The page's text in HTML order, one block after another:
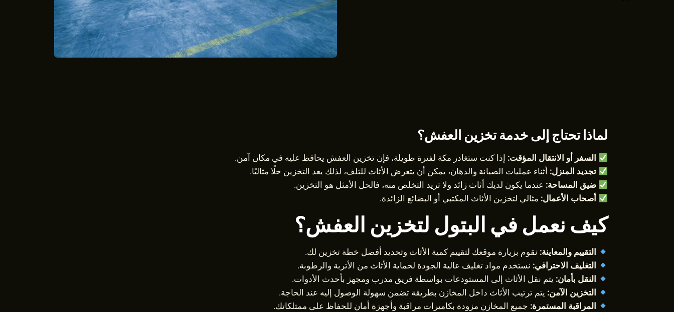
لماذا تحتاج إلى خدمة تخزين العفش؟
السفر أو الانتقال المؤقت: إذا كنت ستغادر مكة لفترة طويلة، فإن تخزين العفش يحافظ عليه في مكان آمن.
تجديد المنزل: أثناء عمليات الصيانة والدهان، يمكن أن يتعرض الأثاث للتلف، لذلك يعد التخزين حلًا مثاليًا.
ضيق المساحة: عندما يكون لديك أثاث زائد ولا تريد التخلص منه، فالحل الأمثل هو التخزين.
أصحاب الأعمال: مثالي لتخزين الأثاث المكتبي أو البضائع الزائدة.
كيف نعمل في البتول لتخزين العفش؟
التقييم والمعاينة: نقوم بزيارة موقعك لتقييم كمية الأثاث وتحديد أفضل خطة تخزين لك.
التغليف الاحترافي: نستخدم مواد تغليف عالية الجودة لحماية الأثاث من الأتربة والرطوبة.
النقل بأمان: يتم نقل الأثاث إلى المستودعات بواسطة فريق مدرب ومجهز بأحدث الأدوات.
التخزين الآمن: يتم ترتيب الأثاث داخل المخازن بطريقة تضمن سهولة الوصول إليه عند الحاجة.
المراقبة المستمرة: جميع المخازن مزودة بكاميرات مراقبة وأجهزة أمان للحفاظ على ممتلكاتك.